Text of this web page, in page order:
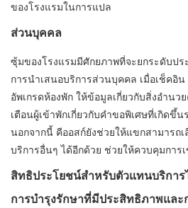
ของโรงแรมในการแปล
ส่วนบุคคล
ซุ้มของโรงแรมมีศักยภาพที่จะยกระดับป
การนำเสนอบริการส่วนบุคคล เมื่อเช็คอิ
อัพเกรดห้องพัก ให้ข้อมูลเกี่ยวกับสิ่งอำน
เตือนผู้เข้าพักเกี่ยวกับคำขอพิเศษที่เกิดขึ้
นอกจากนี้ คีออสก์ยังช่วยให้แขกสามารถเ
บริการอื่นๆ ได้อีกด้วย ช่วยให้ควบคุมการ
สิทธิประโยชน์สำหรับตัวแทนบริการ
การบำรุงรักษาที่มีประสิทธิภาพและ